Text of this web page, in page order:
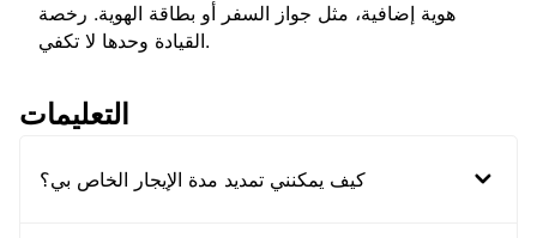
هوية إضافية، مثل جواز السفر أو بطاقة الهوية. رخصة
القيادة وحدها لا تكفي.
التعليمات
كيف يمكنني تمديد مدة الإيجار الخاص بي؟